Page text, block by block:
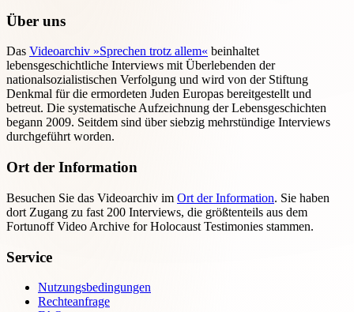
Über uns
Das Videoarchiv »Sprechen trotz allem« beinhaltet
lebensgeschichtliche Interviews mit Überlebenden der
nationalsozialistischen Verfolgung und wird von der Stiftung
Denkmal für die ermordeten Juden Europas bereitgestellt und
betreut. Die systematische Aufzeichnung der Lebensgeschichten
begann 2009. Seitdem sind über siebzig mehrstündige Interviews
durchgeführt worden.
Ort der Information
Besuchen Sie das Videoarchiv im Ort der Information. Sie haben
dort Zugang zu fast 200 Interviews, die größtenteils aus dem
Fortunoff Video Archive for Holocaust Testimonies stammen.
Service
Nutzungsbedingungen
Rechteanfrage